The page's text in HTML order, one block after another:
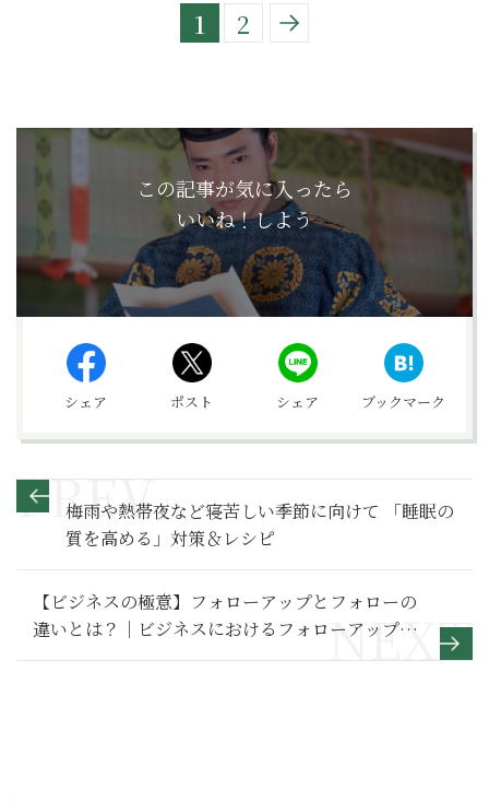
1 2
この記事が気に入ったら
いいね！しよう
シェア ポスト シェア ブックマーク
梅雨や熱帯夜など寝苦しい季節に向けて 「睡眠の
質を高める」対策＆レシピ
【ビジネスの極意】フォローアップとフォローの
違いとは？｜ビジネスにおけるフォローアップの
目的と方法を解説